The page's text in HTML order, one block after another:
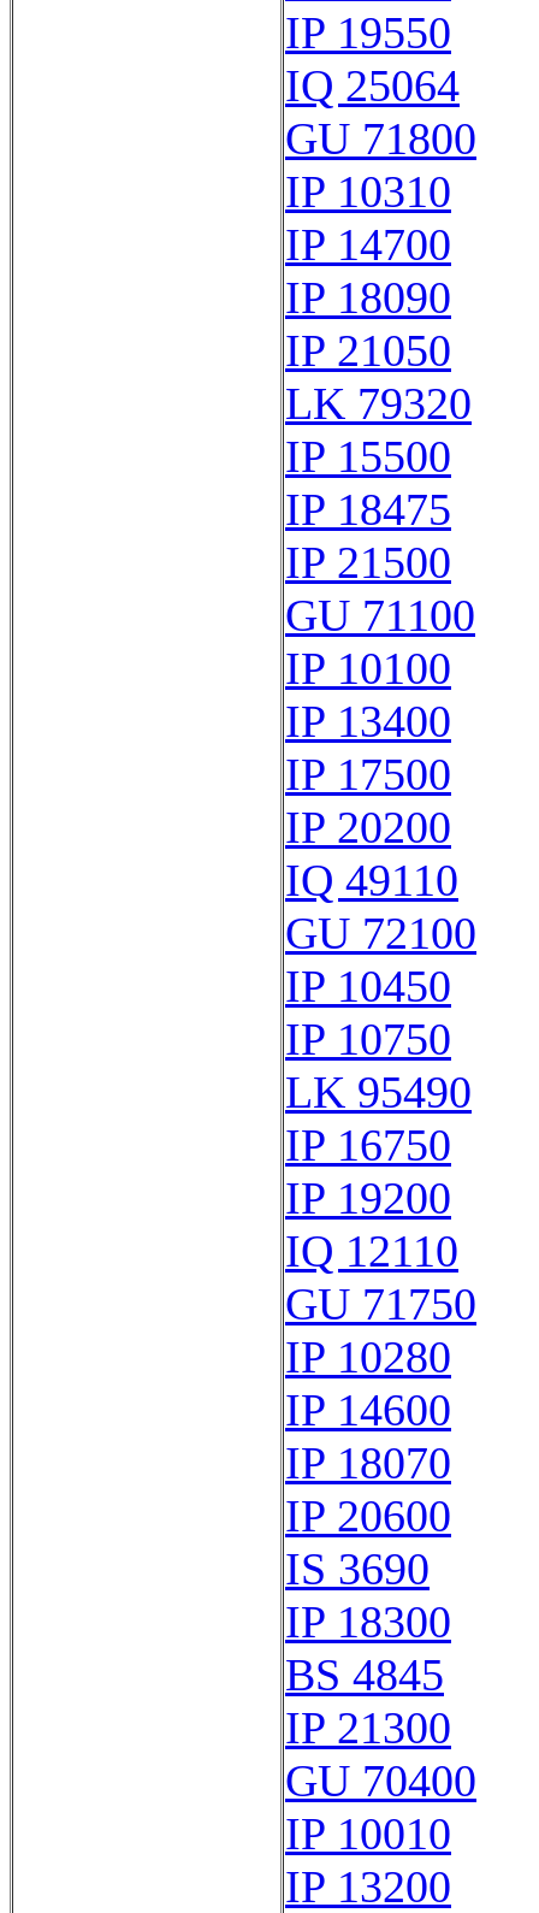
IP 19550
IQ 25064
GU 71800
IP 10310
IP 14700
IP 18090
IP 21050
LK 79320
IP 15500
IP 18475
IP 21500
GU 71100
IP 10100
IP 13400
IP 17500
IP 20200
IQ 49110
GU 72100
IP 10450
IP 10750
LK 95490
IP 16750
IP 19200
IQ 12110
GU 71750
IP 10280
IP 14600
IP 18070
IP 20600
IS 3690
IP 18300
BS 4845
IP 21300
GU 70400
IP 10010
IP 13200